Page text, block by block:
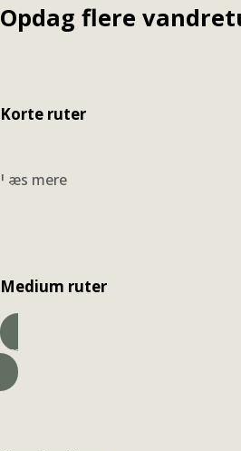
Opdag flere
Korte ruter
Læs mere
Medium ruter
Læs mere